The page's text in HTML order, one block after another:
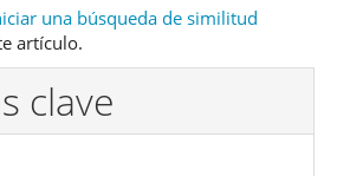
una búsqueda de similitud
artículo.
clave